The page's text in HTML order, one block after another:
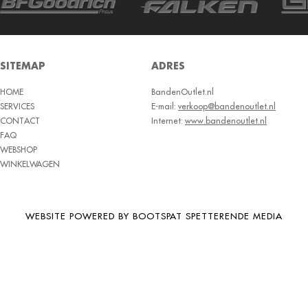
BRIDGESTONE
BRIWAY
CHAOYANG
CHENG SHIN
COMPASS
SITEMAP
HOME
SERVICES
CONTACT
FAQ
WEBSHOP
WINKELWAGEN
ADRES
BandenOutlet.nl
E-mail: verkoop@bandenoutlet.nl
Internet: www.bandenoutlet.nl
WEBSITE POWERED BY BOOTSPAT SPETTERENDE MEDIA